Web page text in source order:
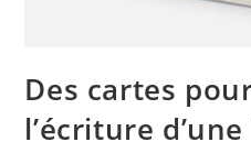
Des cartes
l’écriture